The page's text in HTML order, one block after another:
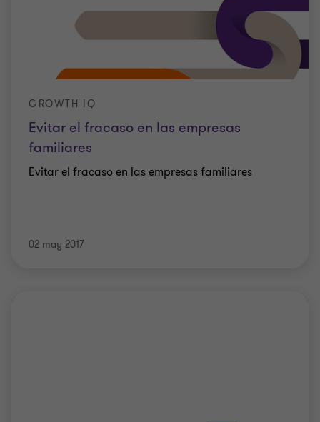
Evitar el fracaso en las empresas
familiares
GROWTH IQ
Evitar el fracaso en las empresas familiares
02 may 2017